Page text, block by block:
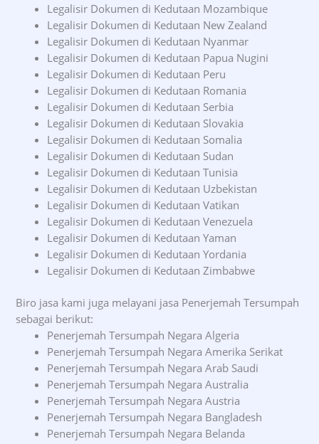
Legalisir Dokumen di Kedutaan Mozambique
Legalisir Dokumen di Kedutaan New Zealand
Legalisir Dokumen di Kedutaan Nyanmar
Legalisir Dokumen di Kedutaan Papua Nugini
Legalisir Dokumen di Kedutaan Peru
Legalisir Dokumen di Kedutaan Romania
Legalisir Dokumen di Kedutaan Serbia
Legalisir Dokumen di Kedutaan Slovakia
Legalisir Dokumen di Kedutaan Somalia
Legalisir Dokumen di Kedutaan Sudan
Legalisir Dokumen di Kedutaan Tunisia
Legalisir Dokumen di Kedutaan Uzbekistan
Legalisir Dokumen di Kedutaan Vatikan
Legalisir Dokumen di Kedutaan Venezuela
Legalisir Dokumen di Kedutaan Yaman
Legalisir Dokumen di Kedutaan Yordania
Legalisir Dokumen di Kedutaan Zimbabwe
Biro jasa kami juga melayani jasa Penerjemah Tersumpah
sebagai berikut:
Penerjemah Tersumpah Negara Algeria
Penerjemah Tersumpah Negara Amerika Serikat
Penerjemah Tersumpah Negara Arab Saudi
Penerjemah Tersumpah Negara Australia
Penerjemah Tersumpah Negara Austria
Penerjemah Tersumpah Negara Bangladesh
Penerjemah Tersumpah Negara Belanda